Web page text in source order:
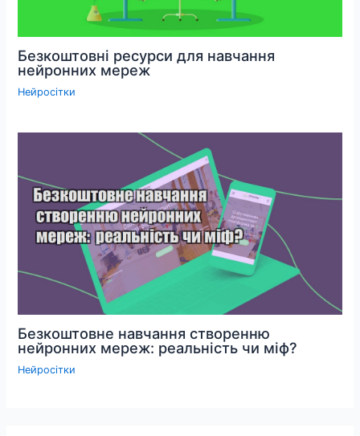
Безкоштовні ресурси для навчання
нейронних мереж
Нейросітки
Безкоштовне навчання створенню
нейронних мереж: реальність чи міф?
Нейросітки